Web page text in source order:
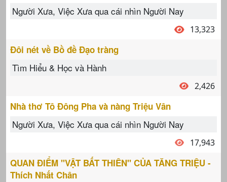
Người Xưa, Việc Xưa qua cái nhìn Người Nay
13,323
Đôi nét về Bồ đề Đạo tràng
Tìm Hiểu & Học và Hành
2,426
Nhà thơ Tô Đông Pha và nàng Triệu Vân
Người Xưa, Việc Xưa qua cái nhìn Người Nay
17,943
QUAN ĐIỂM "VẬT BẤT THIÊN" CỦA TĂNG TRIỆU -
Thích Nhất Chân